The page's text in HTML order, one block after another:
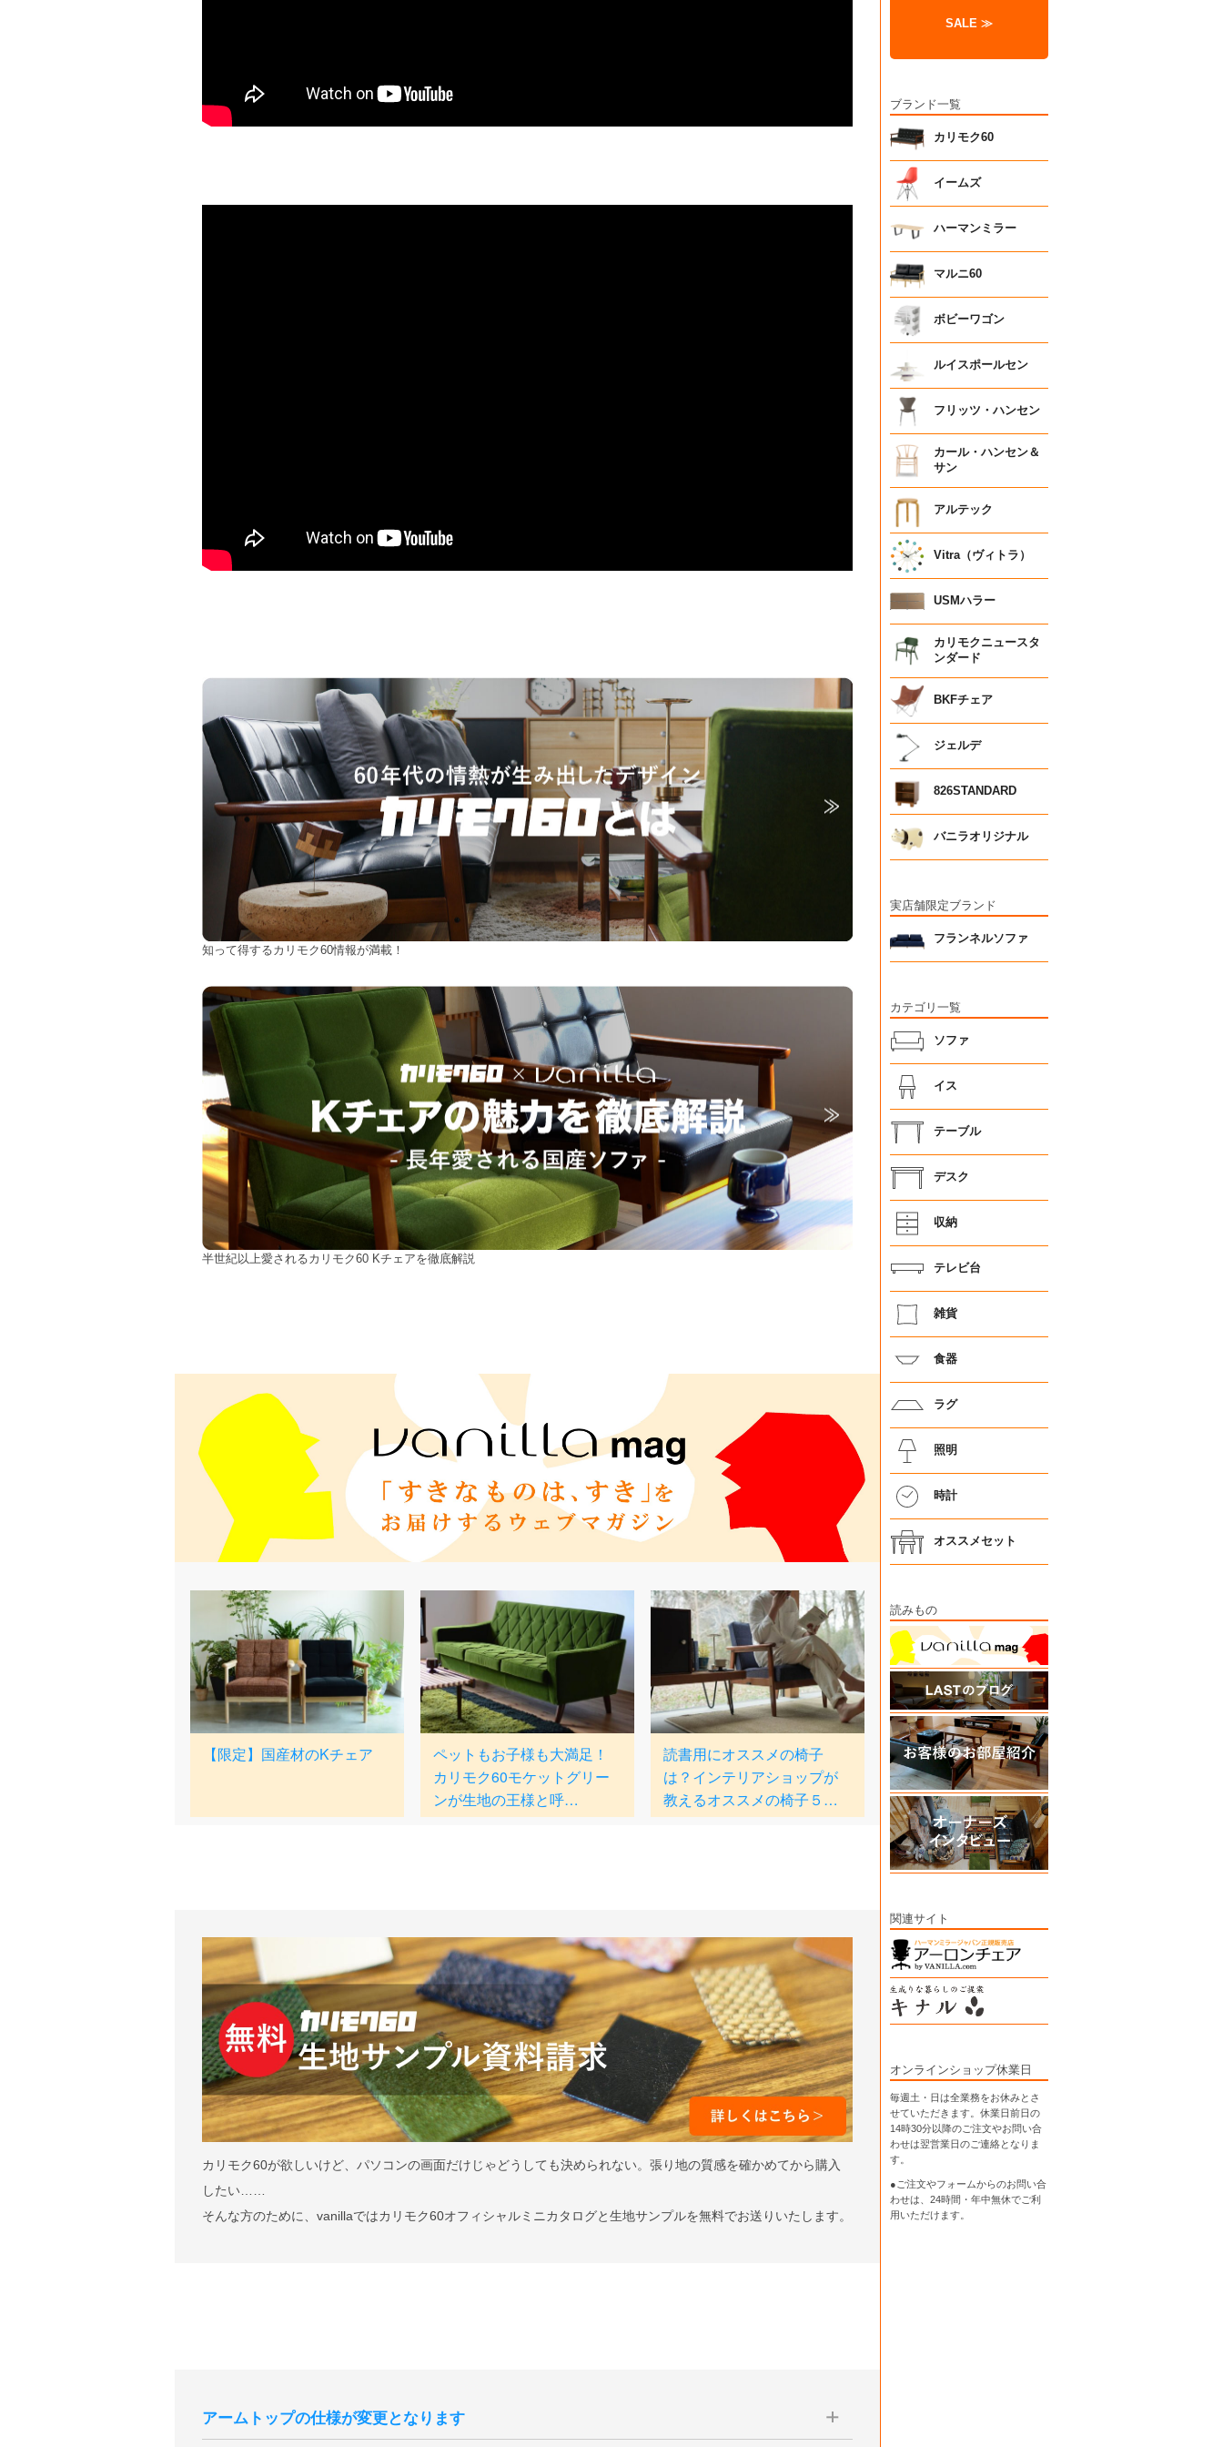
知って得するカリモク60情報が満載！
半世紀以上愛されるカリモク60 Kチェアを徹底解説
カリモク60が欲しいけど、パソコンの画面だけじゃどうしても決められない。張り地の質感を確かめてから購入
したい……
そんな方のために、vanillaではカリモク60オフィシャルミニカタログと生地サンプルを無料でお送りいたします。
アームトップの仕様が変更となります
SALE ≫
ブランド一覧
カリモク60
イームズ
ハーマンミラー
マルニ60
ボビーワゴン
ルイスポールセン
フリッツ・ハンセン
カール・ハンセン＆
サン
アルテック
Vitra（ヴィトラ）
USMハラー
カリモクニュースタ
ンダード
BKFチェア
ジェルデ
826STANDARD
バニラオリジナル
実店舗限定ブランド
フランネルソファ
カテゴリ一覧
ソファ
イス
テーブル
デスク
収納
テレビ台
雑貨
食器
ラグ
照明
時計
オススメセット
読みもの
関連サイト
オンラインショップ休業日
毎週土・日は全業務をお休みとさ
せていただきます。休業日前日の
14時30分以降のご注文やお問い合
わせは翌営業日のご連絡となりま
す。
●ご注文やフォームからのお問い合
わせは、 24時間・年中無休でご利
用いただけます。